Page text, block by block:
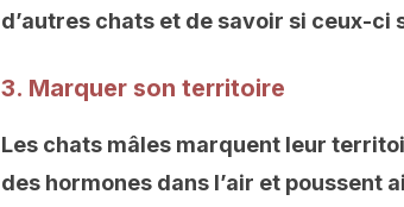
d’autres chats et de savoir si ceux-ci
3. Marquer son territoire
Les chats mâles marquent leur
des hormones dans l’air et poussent